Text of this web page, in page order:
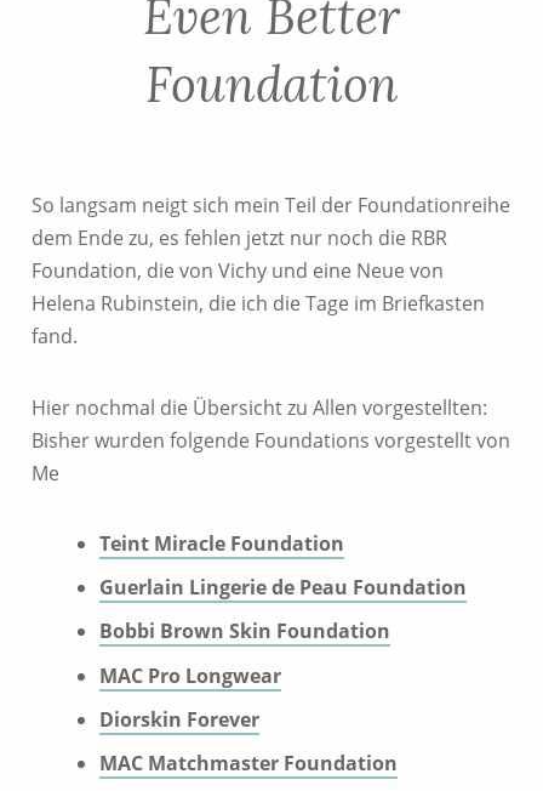
Even Better
Foundation
So langsam neigt sich mein Teil der Foundationreihe
dem Ende zu, es fehlen jetzt nur noch die RBR
Foundation, die von Vichy und eine Neue von
Helena Rubinstein, die ich die Tage im Briefkasten
fand.
Hier nochmal die Übersicht zu Allen vorgestellten:
Bisher wurden folgende Foundations vorgestellt von
Me
Teint Miracle Foundation
Guerlain Lingerie de Peau Foundation
Bobbi Brown Skin Foundation
MAC Pro Longwear
Diorskin Forever
MAC Matchmaster Foundation